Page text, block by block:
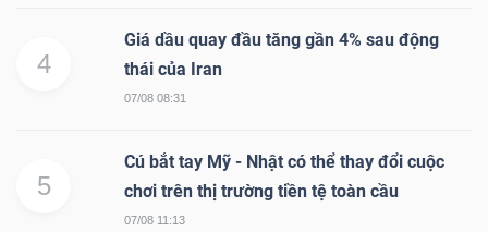
4
Giá dầu quay đầu tăng gần 4% sau động
thái của Iran
07/08 08:31
5
Cú bắt tay Mỹ - Nhật có thể thay đổi cuộc
chơi trên thị trường tiền tệ toàn cầu
07/08 11:13